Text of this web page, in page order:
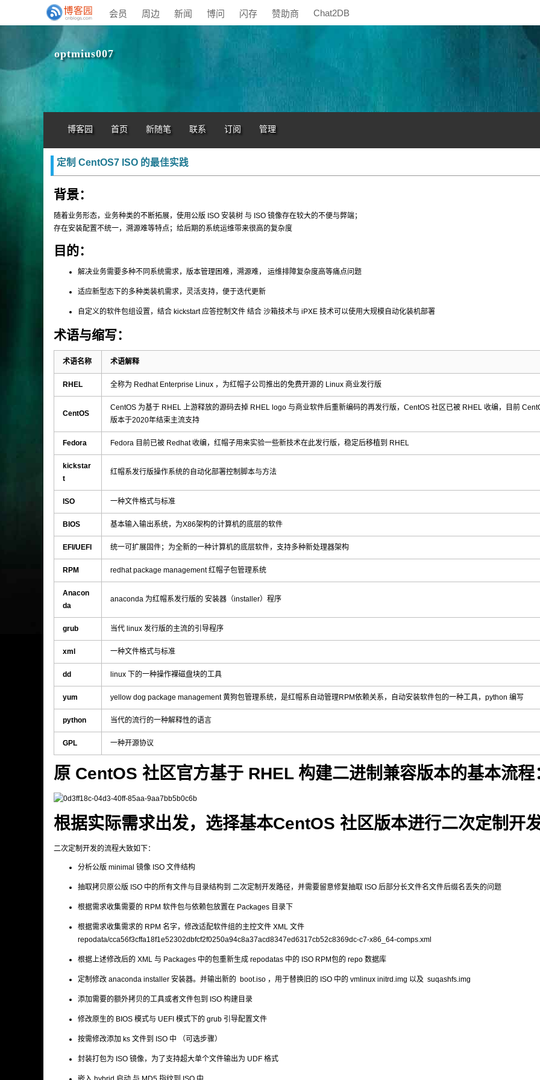
会员 周边 新闻 博问 闪存 赞助商 Chat2DB
optmius007
博客园 首页 新随笔 联系 订阅 管理
定制 CentOS7 ISO 的最佳实践
背景：
随着业务形态，业务种类的不断拓展，使用公版 ISO 安装树 与 ISO 镜像存在较大的不便与弊端；
存在安装配置不统一，溯源难等特点；给后期的系统运维带来很高的复杂度
目的：
解决业务需要多种不同系统需求，版本管理困难，溯源难， 运维排障复杂度高等痛点问题
适应新型态下的多种类装机需求，灵活支持，便于迭代更新
自定义的软件包组设置，结合 kickstart 应答控制文件 结合 沙箱技术与 iPXE 技术可以使用大规模自动化装机部署
术语与缩写：
术语名称 术语解释
RHEL 全称为 Redhat Enterprise Linux ，为红帽子公司推出的免费开源的 Linux 商业发行版
CentOS
CentOS 为基于 RHEL 上游释放的源码去掉 RHEL logo 与商业软件后重新编码的再发行版，CentOS 社区已被 RHEL 收编，目前
版本于2020年结束主流支持
Fedora Fedora 目前已被 Redhat 收编，红帽子用来实验一些新技术在此发行版，稳定后移植到 RHEL
kickstar
t
红帽系发行版操作系统的自动化部署控制脚本与方法
ISO 一种文件格式与标准
BIOS 基本输入输出系统，为X86架构的计算机的底层的软件
EFI/UEFI 统一可扩展固件；为全新的一种计算机的底层软件，支持多种新处理器架构
RPM redhat package management 红帽子包管理系统
Anacon
da
anaconda 为红帽系发行版的 安装器（installer）程序
grub 当代 linux 发行版的主流的引导程序
xml 一种文件格式与标准
dd linux 下的一种操作裸磁盘块的工具
yum yellow dog package management 黄狗包管理系统，是红帽系自动管理RPM依赖关系，自动安装软件包的一种工具，python 编写
python 当代的流行的一种解释性的语言
GPL 一种开源协议
原 CentOS 社区官方基于 RHEL 构建二进制兼容版本的基本流程
根据实际需求出发，选择基本CentOS 社区版本进行二次定制开
二次定制开发的流程大致如下：
分析公版 minimal 镜像 ISO 文件结构
抽取拷贝原公版 ISO 中的所有文件与目录结构到 二次定制开发路径，并需要留意修复抽取 ISO 后部分长文件名文件后缀名丢失的问题
根据需求收集需要的 RPM 软件包与依赖包放置在 Packages 目录下
根据需求收集需求的 RPM 名字，修改适配软件组的主控文件 XML 文件
repodata/cca56f3cffa18f1e52302dbfcf2f0250a94c8a37acd8347ed6317cb52c8369dc-c7-x86_64-comps.xml
根据上述修改后的 XML 与 Packages 中的包重新生成 repodatas 中的 ISO RPM包的 repo 数据库
定制修改 anaconda installer 安装器。并输出新的 boot.iso ，用于替换旧的 ISO 中的 vmlinux initrd.img 以及 suqashfs.img
添加需要的额外拷贝的工具或者文件包到 ISO 构建目录
修改原生的 BIOS 模式与 UEFI 模式下的 grub 引导配置文件
按需修改添加 ks 文件到 ISO 中 （可选步骤）
封装打包为 ISO 镜像，为了支持超大单个文件输出为 UDF 格式